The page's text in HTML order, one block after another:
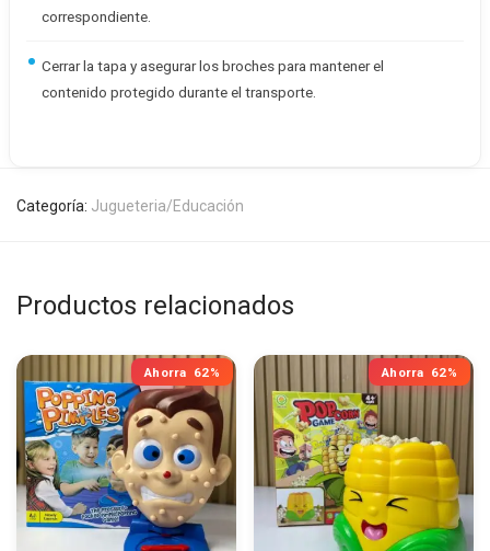
correspondiente.
Cerrar la tapa y asegurar los broches para mantener el
contenido protegido durante el transporte.
Categoría: Jugueteria/Educación
Productos relacionados
Ahorra 62% Ahorra 62%